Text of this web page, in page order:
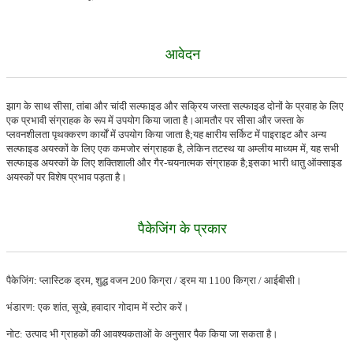
आवेदन
झाग के साथ सीसा, तांबा और चांदी सल्फाइड और सक्रिय जस्ता सल्फाइड दोनों के प्रवाह के लिए
एक प्रभावी संग्राहक के रूप में उपयोग किया जाता है।आमतौर पर सीसा और जस्ता के
प्लवनशीलता पृथक्करण कार्यों में उपयोग किया जाता है;यह क्षारीय सर्किट में पाइराइट और अन्य
सल्फाइड अयस्कों के लिए एक कमजोर संग्राहक है, लेकिन तटस्थ या अम्लीय माध्यम में, यह सभी
सल्फाइड अयस्कों के लिए शक्तिशाली और गैर-चयनात्मक संग्राहक है;इसका भारी धातु ऑक्साइड
अयस्कों पर विशेष प्रभाव पड़ता है।
पैकेजिंग के प्रकार
पैकेजिंग: प्लास्टिक ड्रम, शुद्ध वजन 200 किग्रा / ड्रम या 1100 किग्रा / आईबीसी।
भंडारण: एक शांत, सूखे, हवादार गोदाम में स्टोर करें।
नोट: उत्पाद भी ग्राहकों की आवश्यकताओं के अनुसार पैक किया जा सकता है।